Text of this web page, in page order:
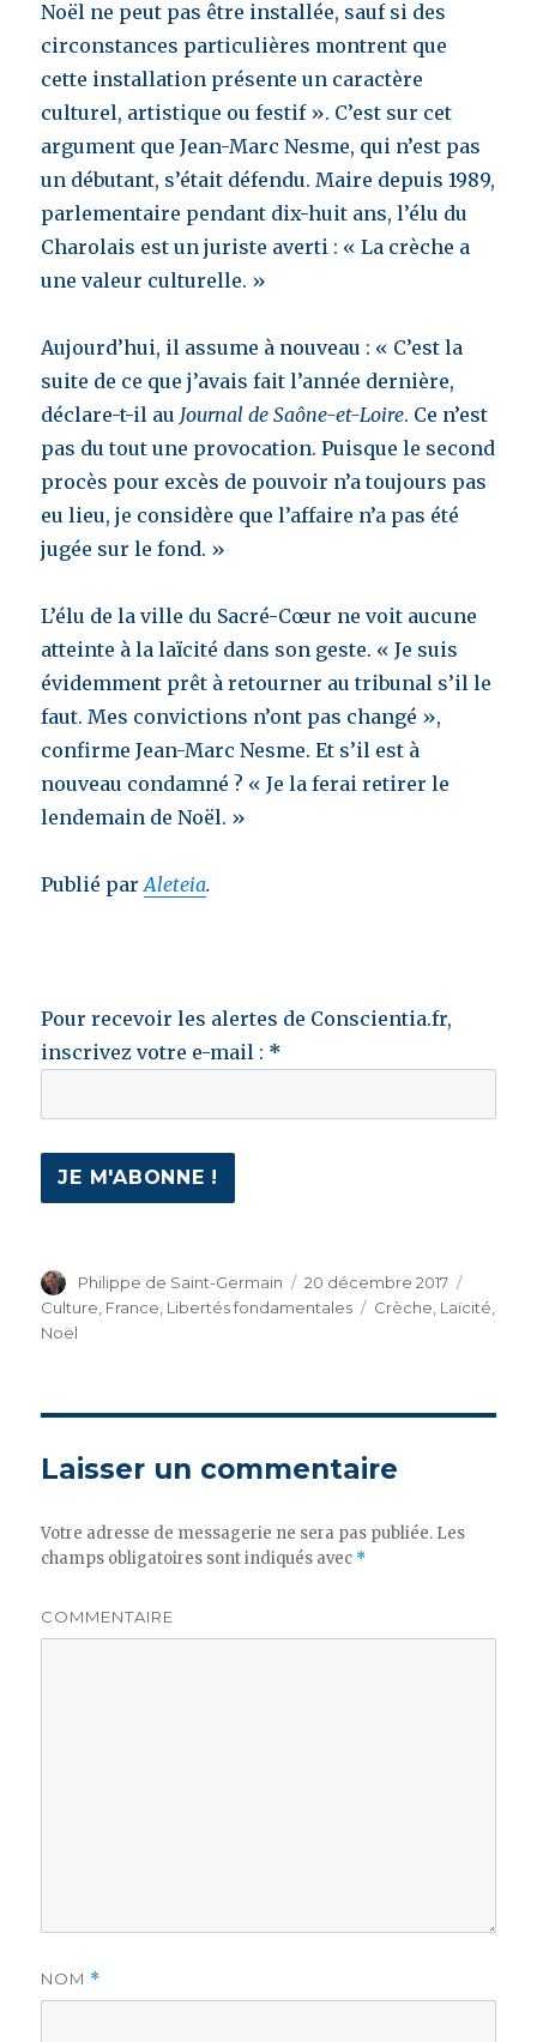
Noël ne peut pas être installée, sauf si des
circonstances particulières montrent que
cette installation présente un caractère
culturel, artistique ou festif ». C’est sur cet
argument que Jean-Marc Nesme, qui n’est pas
un débutant, s’était défendu. Maire depuis 1989,
parlementaire pendant dix-huit ans, l’élu du
Charolais est un juriste averti : « La crèche a
une valeur culturelle. »
Aujourd’hui, il assume à nouveau : « C’est la
suite de ce que j’avais fait l’année dernière,
déclare-t-il au Journal de Saône-et-Loire. Ce n’est
pas du tout une provocation. Puisque le second
procès pour excès de pouvoir n’a toujours pas
eu lieu, je considère que l’affaire n’a pas été
jugée sur le fond. »
L’élu de la ville du Sacré-Cœur ne voit aucune
atteinte à la laïcité dans son geste. « Je suis
évidemment prêt à retourner au tribunal s’il le
faut. Mes convictions n’ont pas changé »,
confirme Jean-Marc Nesme. Et s’il est à
nouveau condamné ? « Je la ferai retirer le
lendemain de Noël. »
Publié parAleteia.
Pour recevoir les alertes de Conscientia.fr,
inscrivez votre e-mail : *
Auteur
Philippe de Saint-Germain
Publié
le
20 décembre 2017
Culture France Libertés fondamentales Étiquettes
Crèche Laïcité
Noël
Laisser un commentaire
Votre adresse de messagerie ne sera pas publiée. Les
champs obligatoires sont indiqués avec *
COMMENTAIRE
NOM *